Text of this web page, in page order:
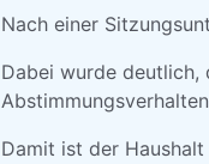
Nach einer
Dabei wurde
Damit ist der